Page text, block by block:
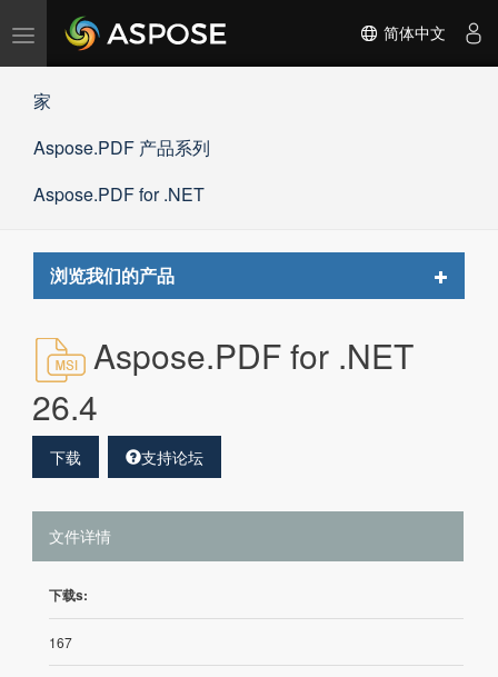
切
航
简体中文
家
Aspose.PDF 产品系列
Aspose.PDF for .NET
浏览我们的产品
Toggle
Aspose.PDF for .NET
26.4
下载 支持论坛
文件详情
下载s:
167